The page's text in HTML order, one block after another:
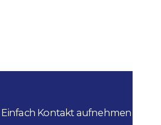
Einfach Kontakt aufnehmen